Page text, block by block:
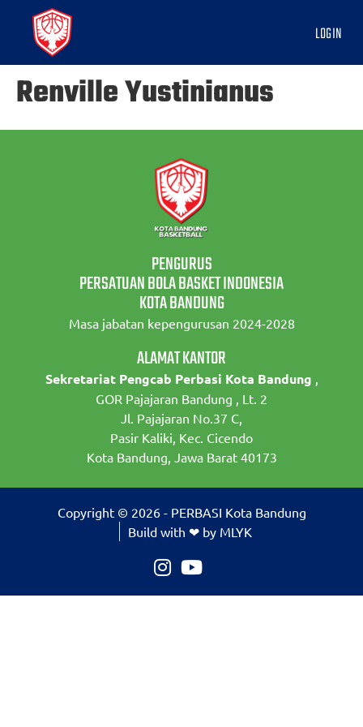
LOGIN
Renville Yustinianus
PENGURUS
PERSATUAN BOLA BASKET INDONESIA
KOTA BANDUNG
Masa jabatan kepengurusan 2024-2028
ALAMAT KANTOR
Sekretariat Pengcab Perbasi Kota Bandung ,
GOR Pajajaran Bandung , Lt. 2
Jl. Pajajaran No.37 C,
Pasir Kaliki, Kec. Cicendo
Kota Bandung, Jawa Barat 40173
Copyright © 2026 - PERBASI Kota Bandung
Build with ❤ by MLYK